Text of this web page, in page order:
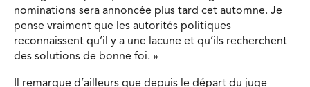
nominations sera annoncée plus tard cet automne. Je
pense vraiment que les autorités politiques
reconnaissent qu’il y a une lacune et qu’ils recherchent
des solutions de bonne foi. »
Il remarque d’ailleurs que depuis le départ du juge